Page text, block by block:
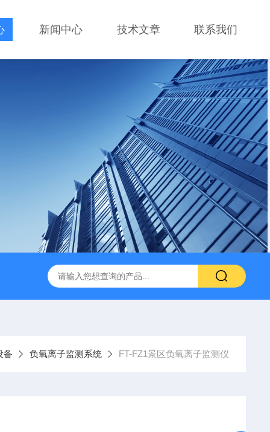
新闻中心 技术文章 联系我们
一体式超声波液位计 FT-ZDSQ无线土壤墒情监测仪厂家
备 负氧离子监测系统 FT-FZ1景区负氧离子监测仪